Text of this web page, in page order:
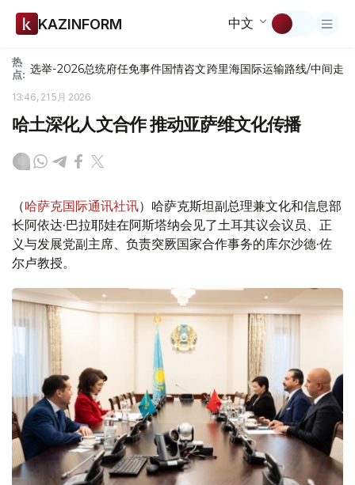
KAZINFORM 中文
热
点: 选举-2026总统府任免事件国情咨文跨里海国际运输路线/中间走廊
13:46, 21 5月 2026
哈土深化人文合作 推动亚萨维文化传播
（哈萨克国际通讯社讯）哈萨克斯坦副总理兼文化和信息部
长阿依达·巴拉耶娃在阿斯塔纳会见了土耳其议会议员、正
义与发展党副主席、负责突厥国家合作事务的库尔沙德·佐
尔卢教授。